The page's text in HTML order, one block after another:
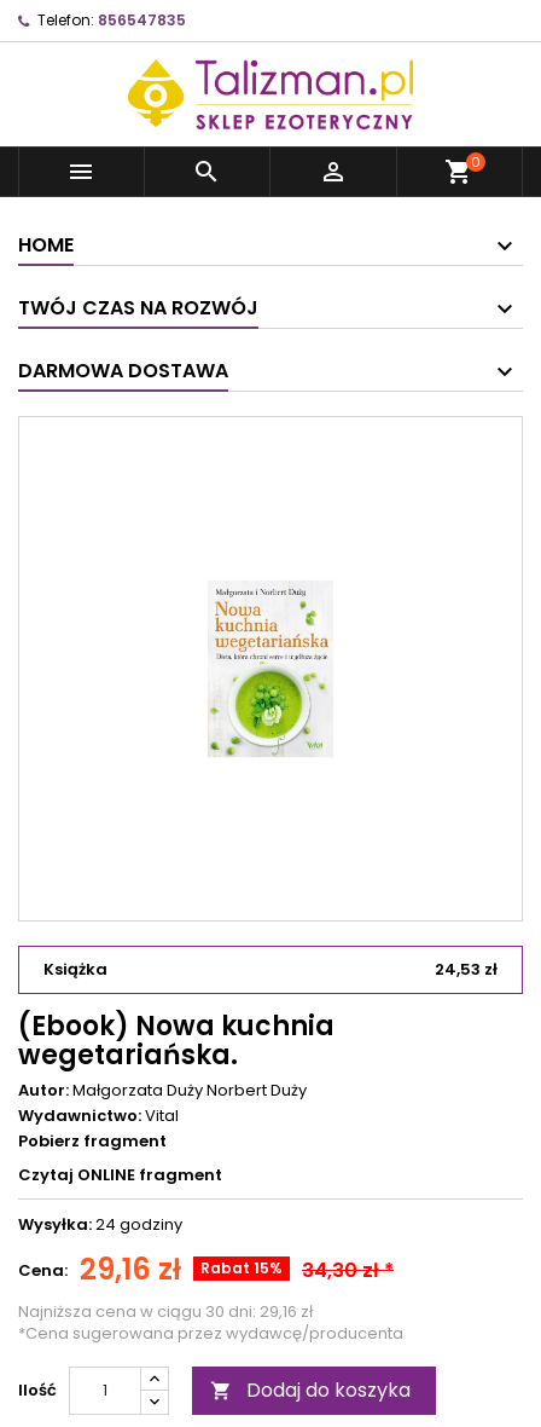
Telefon: 856547835
   shopping_cart0
HOME
TWÓJ CZAS NA ROZWÓJ
DARMOWA DOSTAWA
Książka 24,53 zł
(Ebook) Nowa kuchnia
wegetariańska.
Autor:Małgorzata DużyNorbert Duży
Wydawnictwo:Vital
Pobierz fragment
Czytaj ONLINE fragment
Wysyłka:24 godziny
Cena: 29,16 zł Rabat 15% 34,30 zł *
Najniższa cena w ciągu 30 dni: 29,16 zł
*Cena sugerowana przez wydawcę/producenta
Ilość  Dodaj do koszyka